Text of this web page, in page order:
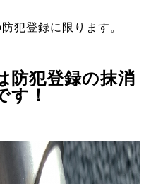
犯登録に限ります。
防犯登録の抹消
す！